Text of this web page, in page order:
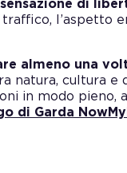
di
l’aspetto
almeno una
natura, cultura e
in modo pieno,
di Garda